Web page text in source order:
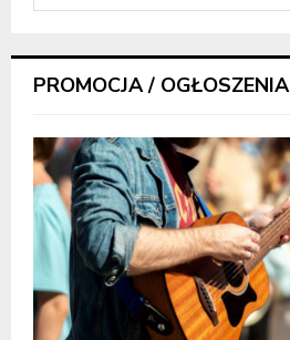
PROMOCJA / OGŁOSZENIA